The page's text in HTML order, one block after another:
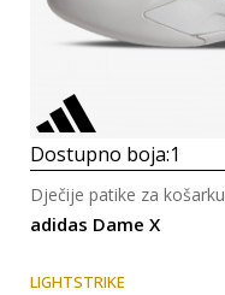
Dostupno boja:1
adidas Dame X
Dječije patike za košarku
LIGHTSTRIKE